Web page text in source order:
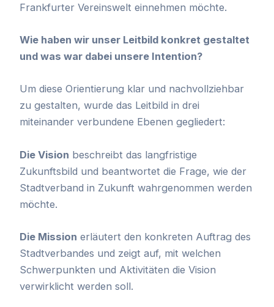
Frankfurter Vereinswelt einnehmen möchte.
Wie haben wir unser Leitbild konkret gestaltet
und was war dabei unsere Intention?
Um diese Orientierung klar und nachvollziehbar
zu gestalten, wurde das Leitbild in drei
miteinander verbundene Ebenen gegliedert:
Die Vision beschreibt das langfristige
Zukunftsbild und beantwortet die Frage, wie der
Stadtverband in Zukunft wahrgenommen werden
möchte.
Die Mission erläutert den konkreten Auftrag des
Stadtverbandes und zeigt auf, mit welchen
Schwerpunkten und Aktivitäten die Vision
verwirklicht werden soll.